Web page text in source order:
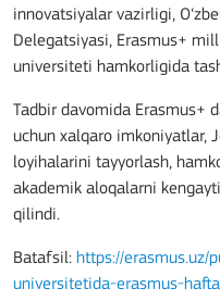
innovatsiyalar vazirligi,
Delegatsiyasi, Erasmus+
universiteti hamkorligida
Tadbir davomida Erasmus+
uchun xalqaro imkoniyatlar,
loyihalarini tayyorlash,
akademik aloqalarni
qilindi.
Batafsil: https://erasmus.uz/
universitetida-erasmus-